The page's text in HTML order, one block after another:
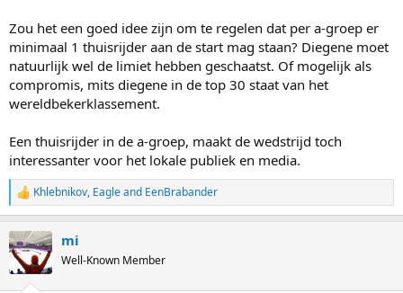
5) moet de norm worden. Niet 6.
Zou het een goed idee zijn om te regelen dat per a-groep er
minimaal 1 thuisrijder aan de start mag staan? Diegene moet
natuurlijk wel de limiet hebben geschaatst. Of mogelijk als
compromis, mits diegene in de top 30 staat van het
wereldbekerklassement.
Een thuisrijder in de a-groep, maakt de wedstrijd toch
interessanter voor het lokale publiek en media.
R
e
c
t
i
Khlebnikov, Eagleand EenBrabander
mi
Well-Known Member